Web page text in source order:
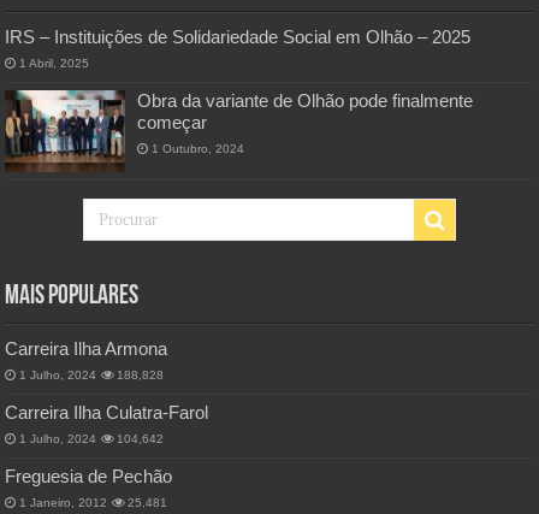
IRS – Instituições de Solidariedade Social em Olhão – 2025
1 Abril, 2025
Obra da variante de Olhão pode finalmente
começar
1 Outubro, 2024
Mais Populares
Carreira Ilha Armona
1 Julho, 2024 188,828
Carreira Ilha Culatra-Farol
1 Julho, 2024 104,642
Freguesia de Pechão
1 Janeiro, 2012 25,481